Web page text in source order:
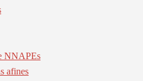
NNAPEs
afines